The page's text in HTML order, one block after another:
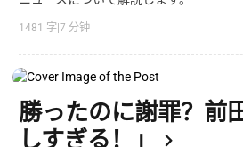
1481 字|7 分钟
勝ったのに謝罪？前
しすぎる！」